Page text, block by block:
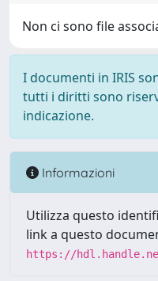
Non ci sono file
I documenti in IRIS
tutti i diritti sono
indicazione.
Informazioni
Utilizza questo
link a questo
https://